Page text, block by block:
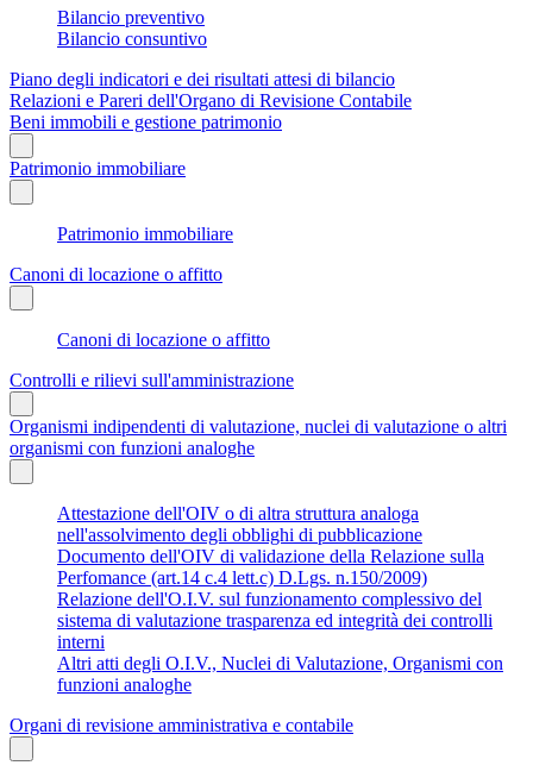
Bilancio preventivo
Bilancio consuntivo
Piano degli indicatori e dei risultati attesi di bilancio
Relazioni e Pareri dell'Organo di Revisione Contabile
Beni immobili e gestione patrimonio
Patrimonio immobiliare
Patrimonio immobiliare
Canoni di locazione o affitto
Canoni di locazione o affitto
Controlli e rilievi sull'amministrazione
Organismi indipendenti di valutazione, nuclei di valutazione o altri
organismi con funzioni analoghe
Attestazione dell'OIV o di altra struttura analoga
nell'assolvimento degli obblighi di pubblicazione
Documento dell'OIV di validazione della Relazione sulla
Perfomance (art.14 c.4 lett.c) D.Lgs. n.150/2009)
Relazione dell'O.I.V. sul funzionamento complessivo del
sistema di valutazione trasparenza ed integrità dei controlli
interni
Altri atti degli O.I.V., Nuclei di Valutazione, Organismi con
funzioni analoghe
Organi di revisione amministrativa e contabile